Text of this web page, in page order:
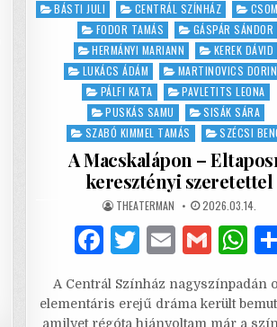
Posted
BÁSTI JULI CENTRÁL SZÍNHÁZ
FODOR TAMÁS
GÁSPÁR SÁNDOR
HERMÁNYI MARIANN
KEREK DÁVID
LUKÁCS ÁDÁM
MARTINOVICS
PÁLFI KATA
PAVLETITS LEONA
PUSKÁS SAMU
SISÁK SÁRA
SZABÓ KIMMEL TAMÁS
SZÉCSI
A Macskalápon –
keresztényi szeretettel
AUTHOR:
THEATERMAN PUBLISHED
DATE:
2026.03.14.
F
c
T
it
E
ai
G
ai
W
at
A Centrál Színház nagyszínpadán
elementáris erejű dráma került
amilyet régóta hiányoltam már a